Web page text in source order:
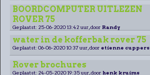
BOORDCOMPUTER UITLEZEN
ROVER 75
Geplaatst: 25-06-2020 13:42 uur, door Randy
water in de kofferbak rover 75
Geplaatst: 06-06-2020 10:37 uur, door etienne cuppers
Rover brochures
Geplaatst: 24-05-2020 19:35 uur, door henk kruims